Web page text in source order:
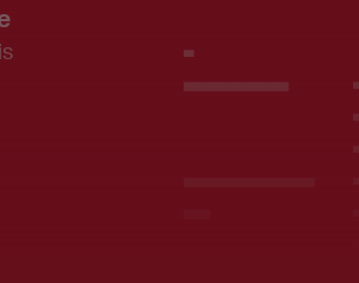
_
________